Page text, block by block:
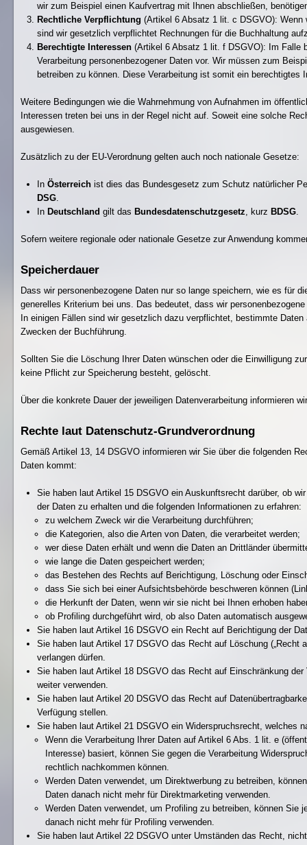
wir zum Beispiel einen Kaufvertrag mit Ihnen abschließen,
Rechtliche Verpflichtung (Artikel 6 Absatz 1 lit. c DSGVO): Wenn
sind wir gesetzlich verpflichtet Rechnungen für die Buchhaltung
Berechtigte Interessen (Artikel 6 Absatz 1 lit. f DSGVO): Im Falle
Verarbeitung personenbezogener Daten vor. Wir müssen zum
betreiben zu können. Diese Verarbeitung ist somit ein berechtigtes
Weitere Bedingungen wie die Wahrnehmung von Aufnahmen im
Interessen treten bei uns in der Regel nicht auf. Soweit eine solche
ausgewiesen.
Zusätzlich zu der EU-Verordnung gelten auch noch nationale Gesetze:
In Österreich ist dies das Bundesgesetz zum Schutz natürlicher
DSG.
In Deutschland gilt das Bundesdatenschutzgesetz, kurz BDSG.
Sofern weitere regionale oder nationale Gesetze zur Anwendung
Speicherdauer
Dass wir personenbezogene Daten nur so lange speichern, wie es für
generelles Kriterium bei uns. Das bedeutet, dass wir
In einigen Fällen sind wir gesetzlich dazu verpflichtet, bestimmte
Zwecken der Buchführung.
Sollten Sie die Löschung Ihrer Daten wünschen oder die Einwilligung
keine Pflicht zur Speicherung besteht, gelöscht.
Über die konkrete Dauer der jeweiligen Datenverarbeitung informieren
Rechte laut Datenschutz-Grundverordnung
Gemäß Artikel 13, 14 DSGVO informieren wir Sie über die folgenden
Daten kommt:
Sie haben laut Artikel 15 DSGVO ein Auskunftsrecht darüber, ob
der Daten zu erhalten und die folgenden Informationen zu erfahren:
zu welchem Zweck wir die Verarbeitung durchführen;
die Kategorien, also die Arten von Daten, die verarbeitet werden;
wer diese Daten erhält und wenn die Daten an Drittländer
wie lange die Daten gespeichert werden;
das Bestehen des Rechts auf Berichtigung, Löschung oder
dass Sie sich bei einer Aufsichtsbehörde beschweren können
die Herkunft der Daten, wenn wir sie nicht bei Ihnen erhoben
ob Profiling durchgeführt wird, ob also Daten automatisch
Sie haben laut Artikel 16 DSGVO ein Recht auf Berichtigung der
Sie haben laut Artikel 17 DSGVO das Recht auf Löschung („Recht
verlangen dürfen.
Sie haben laut Artikel 18 DSGVO das Recht auf Einschränkung
weiter verwenden.
Sie haben laut Artikel 20 DSGVO das Recht auf
Verfügung stellen.
Sie haben laut Artikel 21 DSGVO ein Widerspruchsrecht, welches
Wenn die Verarbeitung Ihrer Daten auf Artikel 6 Abs. 1 lit. e
Interesse) basiert, können Sie gegen die Verarbeitung
rechtlich nachkommen können.
Werden Daten verwendet, um Direktwerbung zu betreiben,
Daten danach nicht mehr für Direktmarketing verwenden.
Werden Daten verwendet, um Profiling zu betreiben, können Sie
danach nicht mehr für Profiling verwenden.
Sie haben laut Artikel 22 DSGVO unter Umständen das Recht,